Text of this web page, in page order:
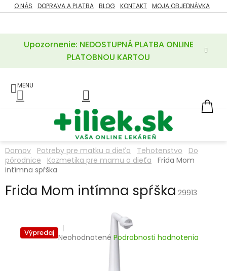
Prejsť
na
Upozornenie: NEDOSTUPNÁ PLATBA ONLINE
PLATOBNOU KARTOU
O NÁS DOPRAVA A PLATBA BLOG KONTAKT MOJA OBJEDNÁVKA
ZĽAVY
POTREBY
A
LIEKY
VITAMÍNY
A
MINERÁLY
TRÁVENIE
Domov Potreby pre matku a dieťa Tehotenstvo
Do
pôrodnice
Kozmetika pre mamu a dieťa
Frida Mom
intímna spŕška
Frida Mom intímna spŕška 29913
Výpredaj Priemerné
Neohodnotené Podrobnosti hodnotenia